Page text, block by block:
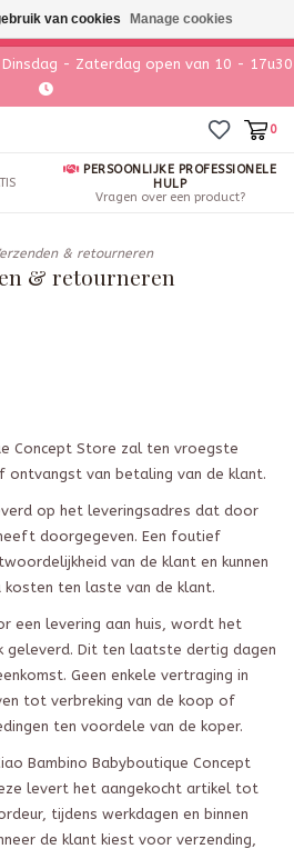
- Zaterdag open van 10 - 17u30
0
PERSOONLIJKE PROFESSIONELE
HULP
Vragen over een product?
& retourneren
& retourneren
Concept Store zal ten vroegste
ontvangst van betaling van de klant.
op het leveringsadres dat door
doorgegeven. Een foutief
van de klant en kunnen
ten laste van de klant.
een levering aan huis, wordt het
geleverd. Dit ten laatste dertig dagen
Geen enkele vertraging in
tot verbreking van de koop of
ten voordele van de koper.
Bambino Babyboutique Concept
levert het aangekocht artikel tot
tijdens werkdagen en binnen
de klant kiest voor verzending,
van cookies Manage cookies